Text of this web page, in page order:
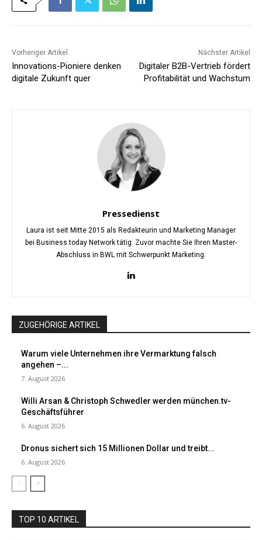
Vorheriger Artikel
Innovations-Pioniere denken
digitale Zukunft quer
Nächster Artikel
Digitaler B2B-Vertrieb fördert
Profitabilität und Wachstum
Pressedienst
Laura ist seit Mitte 2015 als Redakteurin und Marketing Manager
bei Business.today Network tätig. Zuvor machte Sie Ihren Master-
Abschluss in BWL mit Schwerpunkt Marketing.
ZUGEHÖRIGE ARTIKEL
Warum viele Unternehmen ihre Vermarktung falsch
angehen –...
7. August 2026
Willi Arsan & Christoph Schwedler werden münchen.tv-
Geschäftsführer
6. August 2026
Dronus sichert sich 15 Millionen Dollar und treibt...
6. August 2026
TOP 10 ARTIKEL